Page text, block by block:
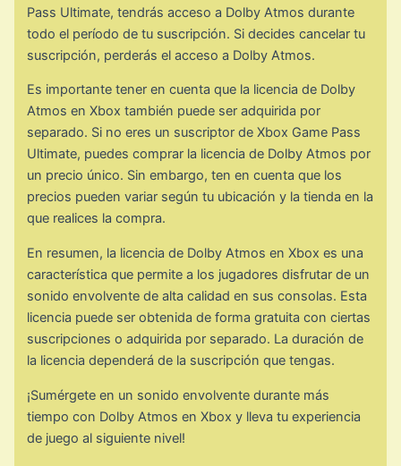
Pass Ultimate, tendrás acceso a Dolby Atmos durante
todo el período de tu suscripción. Si decides cancelar tu
suscripción, perderás el acceso a Dolby Atmos.
Es importante tener en cuenta que la licencia de Dolby
Atmos en Xbox también puede ser adquirida por
separado. Si no eres un suscriptor de Xbox Game Pass
Ultimate, puedes comprar la licencia de Dolby Atmos por
un precio único. Sin embargo, ten en cuenta que los
precios pueden variar según tu ubicación y la tienda en la
que realices la compra.
En resumen, la licencia de Dolby Atmos en Xbox es una
característica que permite a los jugadores disfrutar de un
sonido envolvente de alta calidad en sus consolas. Esta
licencia puede ser obtenida de forma gratuita con ciertas
suscripciones o adquirida por separado. La duración de
la licencia dependerá de la suscripción que tengas.
¡Sumérgete en un sonido envolvente durante más
tiempo con Dolby Atmos en Xbox y lleva tu experiencia
de juego al siguiente nivel!